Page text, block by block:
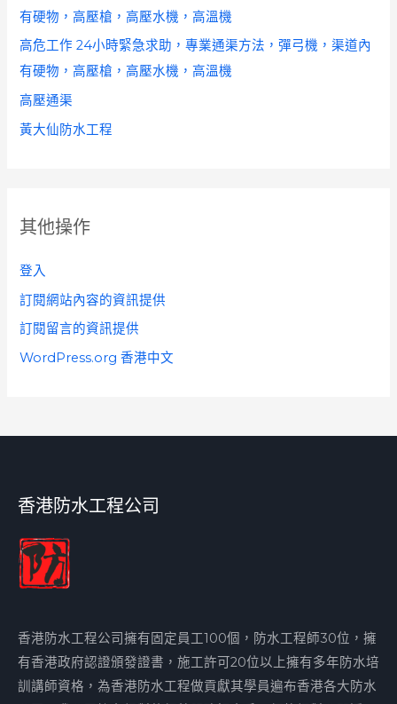
有硬物，高壓槍，高壓水機，高溫機
高危工作 24小時緊急求助，專業通渠方法，彈弓機，渠道內
有硬物，高壓槍，高壓水機，高溫機
高壓通渠
黃大仙防水工程
其他操作
登入
訂閱網站內容的資訊提供
訂閱留言的資訊提供
WordPress.org 香港中文
香港防水工程公司
香港防水工程公司擁有固定員工100個，防水工程師30位，擁
有香港政府認證頒發證書，施工許可20位以上擁有多年防水培
訓講師資格，為香港防水工程做貢獻其學員遍布香港各大防水